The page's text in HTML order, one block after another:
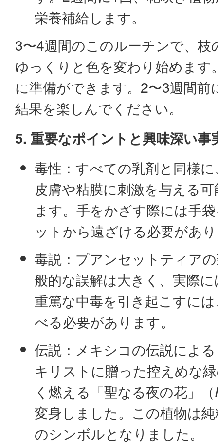
栄養補給します。
3〜4週間のこのルーチンで、
ゆっくりと色を変わり始めます
に準備ができます。2〜3週間
結果を楽しんでください。
5. 重要なポイントと興味深い事
毒性： すべての乳剤と同様
皮膚や粘膜に刺激を与える
ます。手をかざす際には手
ットから遠ざける必要があ
毒説： プアンセットティア
般的な誤解は大きく、実際
重篤な中毒を引き起こすに
べる必要があります。
伝説： メキシコの伝説によ
キリストに贈った控えめな
く燃える「聖なる夜の花」（
変身しました。この植物は
のシンボルとなりました。